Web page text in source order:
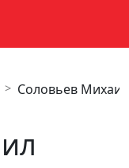
Соловьев